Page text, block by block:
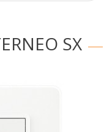
SX